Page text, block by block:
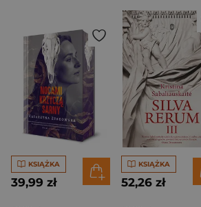
KSIĄŻKA
39,99 zł
KSIĄŻKA
52,26 zł